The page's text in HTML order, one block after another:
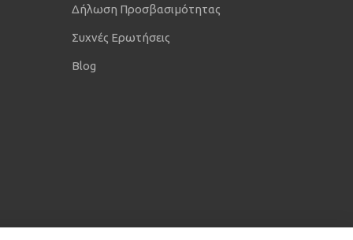
Δήλωση Προσβασιμότητας
Συχνές Ερωτήσεις
Blog